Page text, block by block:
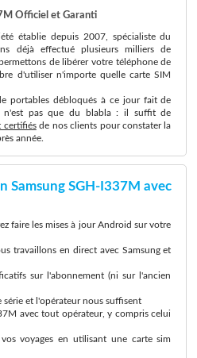
Officiel et Garanti
établie depuis 2007, spécialiste du
déjà effectué plusieurs milliers de
de libérer votre téléphone de
d'utiliser n'importe quelle carte SIM
portables débloqués à ce jour fait de
n'est pas que du blabla : il suffit de
certifiésde nos clients pour constater la
année.
Samsung SGH-I337M avec
faire les mises à jour Android sur votre
travaillons en direct avec Samsung et
sur l'abonnement (ni sur l'ancien
série et l'opérateur nous suffisent
avec tout opérateur, y compris celui
voyages en utilisant une carte sim